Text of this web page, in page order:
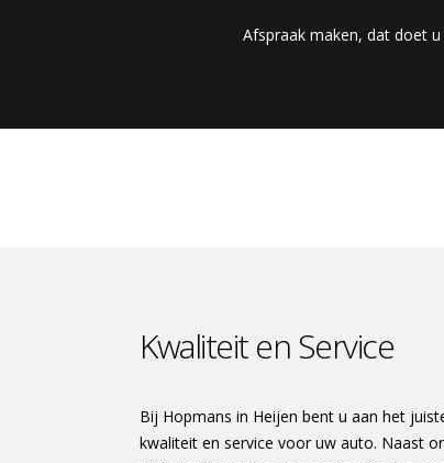
Afspraak maken, dat doet
Kwaliteit en Service
Bij Hopmans in Heijen bent u aan het
kwaliteit en service voor uw auto. Naast